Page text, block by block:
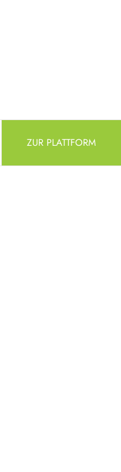
ZUR PLATTFORM